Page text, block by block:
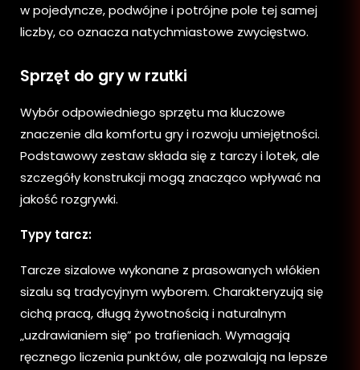
w pojedyncze, podwójne i potrójne pole tej samej
liczby, co oznacza natychmiastowe zwycięstwo.
Sprzęt do gry w rzutki
Wybór odpowiedniego sprzętu ma kluczowe
znaczenie dla komfortu gry i rozwoju umiejętności.
Podstawowy zestaw składa się z tarczy i lotek, ale
szczegóły konstrukcji mogą znacząco wpływać na
jakość rozgrywki.
Typy tarcz:
Tarcze sizalowe wykonane z prasowanych włókien
sizalu są tradycyjnym wyborem. Charakteryzują się
cichą pracą, długą żywotnością i naturalnym
„uzdrawianiem się” po trafieniach. Wymagają
ręcznego liczenia punktów, ale pozwalają na lepsze